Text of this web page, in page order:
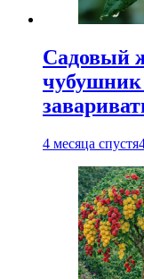
Садовый
чубушник
4 месяца спустя